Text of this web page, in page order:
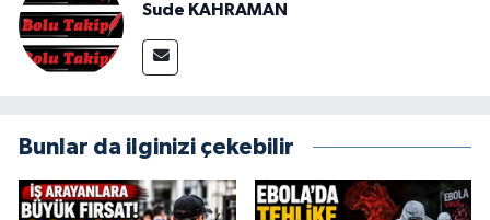
Sude KAHRAMAN
Bunlar da ilginizi çekebilir